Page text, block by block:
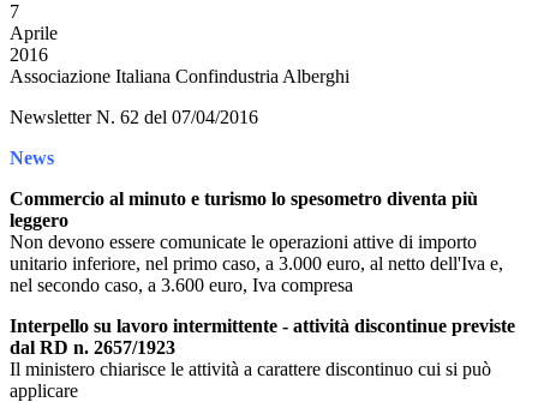
7
Aprile
2016
Associazione Italiana Confindustria Alberghi
Newsletter N. 62 del 07/04/2016
News
Commercio al minuto e turismo lo spesometro diventa più
leggero
Non devono essere comunicate le operazioni attive di importo
unitario inferiore, nel primo caso, a 3.000 euro, al netto dell'Iva e,
nel secondo caso, a 3.600 euro, Iva compresa
Interpello su lavoro intermittente - attività discontinue previste
dal RD n. 2657/1923
Il ministero chiarisce le attività a carattere discontinuo cui si può
applicare